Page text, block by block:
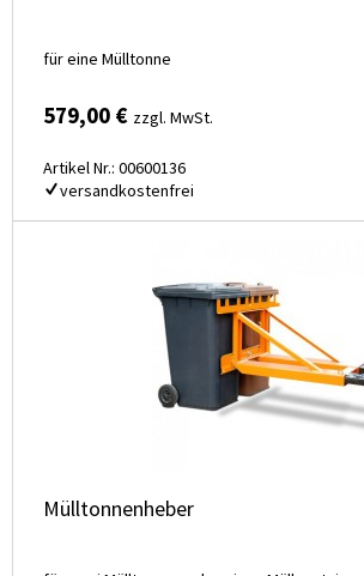
für eine Mülltonne
579,00 € zzgl. MwSt.
Artikel Nr.: 00600136
versandkostenfrei
Mülltonnenheber